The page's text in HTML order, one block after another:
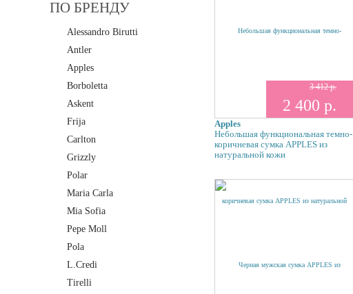
ПО БРЕНДУ
Alessandro Birutti
Antler
Apples
Borboletta
Askent
Frija
Carlton
Grizzly
Polar
Maria Carla
Mia Sofia
Pepe Moll
Pola
L.Credi
Tirelli
3 412 р.
2 400 р.
Apples
Небольшая функциональная темно-
коричневая сумка APPLES из
натуральной кожи